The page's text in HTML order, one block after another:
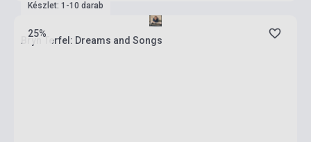
25%
Készlet: 1-10 darab
Bryn Terfel: Dreams and Songs